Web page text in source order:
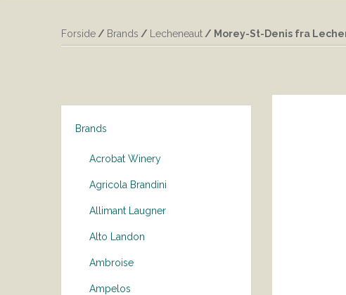
Forside / Brands / Lecheneaut / Morey-St-Denis fra
Brands
Acrobat Winery
Agricola Brandini
Allimant Laugner
Alto Landon
Ambroise
Ampelos